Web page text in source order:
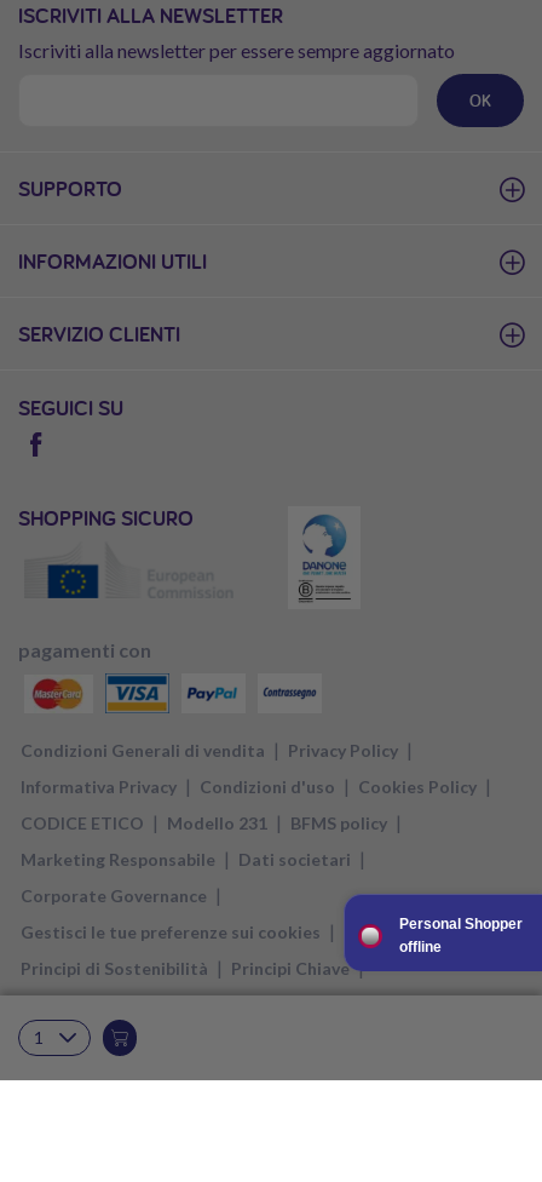
Personal Shopper
offline
ISCRIVITI ALLA NEWSLETTER
Iscriviti alla newsletter per essere sempre aggiornato
OK
SUPPORTO
INFORMAZIONI UTILI
SERVIZIO CLIENTI
SEGUICI SU
SHOPPING SICURO
pagamenti con
Condizioni Generali di vendita | Privacy Policy |
Informativa Privacy | Condizioni d'uso | Cookies Policy |
CODICE ETICO | Modello 231 | BFMS policy |
Marketing Responsabile | Dati societari |
Corporate Governance |
Gestisci le tue preferenze sui cookies |
Principi di Sostenibilità | Principi Chiave |
Direct Nutricia è un negozio di proprietà di DANONE NUTRICIA S.p.A. SOCIETA’